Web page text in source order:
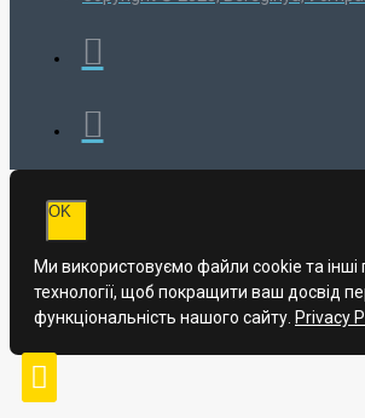
OK
Ми використовуємо файли cookie та інші
технології, щоб покращити ваш досвід
функціональність нашого сайту. Privacy